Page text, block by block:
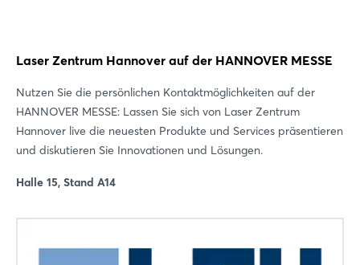
Laser Zentrum Hannover auf der HANNOVER MESSE
Nutzen Sie die persönlichen Kontaktmöglichkeiten auf der
HANNOVER MESSE: Lassen Sie sich von Laser Zentrum
Hannover live die neuesten Produkte und Services präsentieren
und diskutieren Sie Innovationen und Lösungen.
Halle 15, Stand A14